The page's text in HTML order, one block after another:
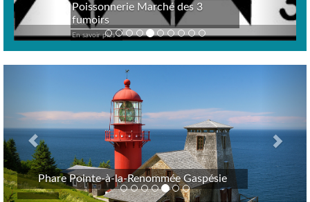
Poissonnerie Marché des 3
fumoirs
En savoir plus >
Phare Pointe-à-la-Renommée Gaspésie